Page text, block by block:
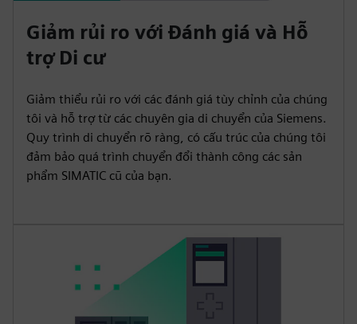
Giảm rủi ro với Đánh giá và Hỗ
trợ Di cư
Giảm thiểu rủi ro với các đánh giá tùy chỉnh của chúng
tôi và hỗ trợ từ các chuyên gia di chuyển của Siemens.
Quy trình di chuyển rõ ràng, có cấu trúc của chúng tôi
đảm bảo quá trình chuyển đổi thành công các sản
phẩm SIMATIC cũ của bạn.